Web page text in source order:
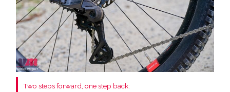
Two steps forward, one step back: